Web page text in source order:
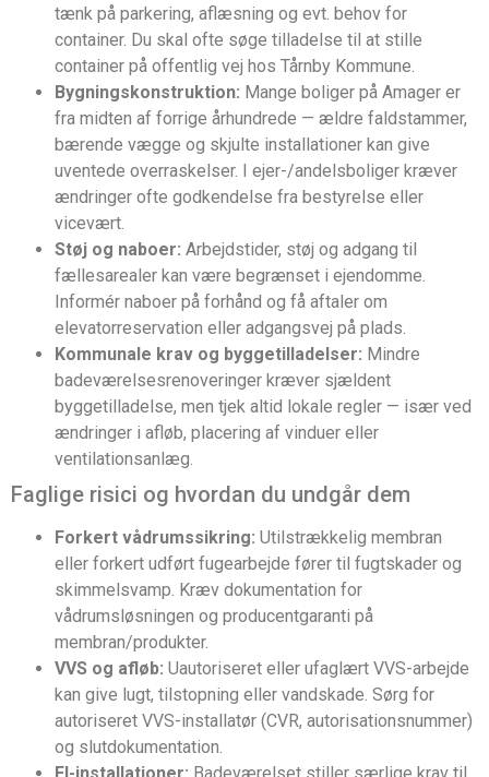
tænk på parkering, aflæsning og evt. behov for
container. Du skal ofte søge tilladelse til at stille
container på offentlig vej hos Tårnby Kommune.
Bygningskonstruktion: Mange boliger på Amager er
fra midten af forrige århundrede — ældre faldstammer,
bærende vægge og skjulte installationer kan give
uventede overraskelser. I ejer-/andelsboliger kræver
ændringer ofte godkendelse fra bestyrelse eller
vicevært.
Støj og naboer: Arbejdstider, støj og adgang til
fællesarealer kan være begrænset i ejendomme.
Informér naboer på forhånd og få aftaler om
elevatorreservation eller adgangsvej på plads.
Kommunale krav og byggetilladelser: Mindre
badeværelsesrenoveringer kræver sjældent
byggetilladelse, men tjek altid lokale regler — især ved
ændringer i afløb, placering af vinduer eller
ventilationsanlæg.
Faglige risici og hvordan du undgår dem
Forkert vådrumssikring: Utilstrækkelig membran
eller forkert udført fugearbejde fører til fugtskader og
skimmelsvamp. Kræv dokumentation for
vådrumsløsningen og producentgaranti på
membran/produkter.
VVS og afløb: Uautoriseret eller ufaglært VVS-arbejde
kan give lugt, tilstopning eller vandskade. Sørg for
autoriseret VVS-installatør (CVR, autorisationsnummer)
og slutdokumentation.